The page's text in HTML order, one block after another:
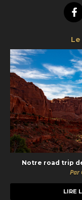
Notre road trip
Par
LIRE